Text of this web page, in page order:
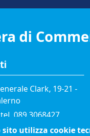
di
Clark, 19-21 -
089.3068427
tel. 089.3068111
sito utilizza cookie